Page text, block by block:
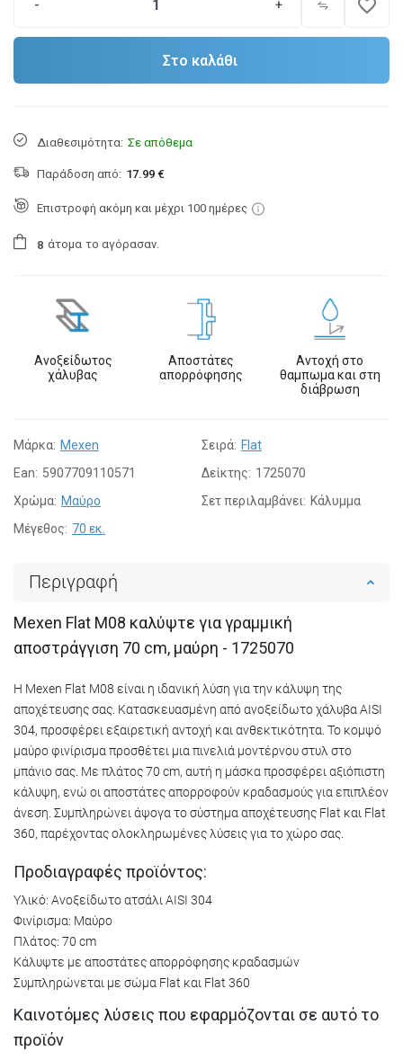
- + favorite_border
Στο καλάθι
Διαθεσιμότητα: Σε απόθεμα
Παράδοση από: 17.99 €
Επιστροφή ακόμη και μέχρι 100 ημέρες
8 άτομα το αγόρασαν.
Ανοξείδωτος
χάλυβας
Αποστάτες
απορρόφησης
Αντοχή στο
θαμπωμα και στη
διάβρωση
Μάρκα: Mexen Σειρά: Flat
Ean: 5907709110571 Δείκτης: 1725070
Χρώμα: Μαύρο Σετ περιλαμβάνει: Κάλυμμα
Μέγεθος: 70 εκ.
Περιγραφή
Mexen Flat M08 καλύψτε για γραμμική
αποστράγγιση 70 cm, μαύρη - 1725070
Η Mexen Flat M08 είναι η ιδανική λύση για την κάλυψη της
αποχέτευσης σας. Κατασκευασμένη από ανοξείδωτο χάλυβα AISI
304, προσφέρει εξαιρετική αντοχή και ανθεκτικότητα. Το κομψό
μαύρο φινίρισμα προσθέτει μια πινελιά μοντέρνου στυλ στο
μπάνιο σας. Με πλάτος 70 cm, αυτή η μάσκα προσφέρει αξιόπιστη
κάλυψη, ενώ οι αποστάτες απορροφούν κραδασμούς για επιπλέον
άνεση. Συμπληρώνει άψογα το σύστημα αποχέτευσης Flat και Flat
360, παρέχοντας ολοκληρωμένες λύσεις για το χώρο σας.
Προδιαγραφές προϊόντος:
Υλικό: Ανοξείδωτο ατσάλι AISI 304
Φινίρισμα: Μαύρο
Πλάτος: 70 cm
Κάλυψτε με αποστάτες απορρόφησης κραδασμών
Συμπληρώνεται με σώμα Flat και Flat 360
Καινοτόμες λύσεις που εφαρμόζονται σε αυτό το
προϊόν